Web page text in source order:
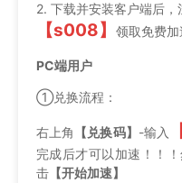
2. 下载并安装客户端后
【s008】 领取免费加
PC端用户
①兑换流程：
右上角 【兑换码】 -输入
完成后才可以加速！！
击 【开始加速】